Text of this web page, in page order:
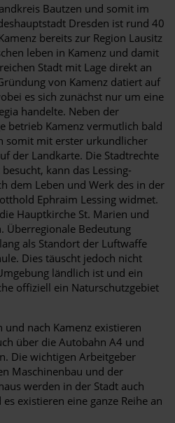
Bautzen und somit im
Dresden ist rund 40
bereits zur Region Lausitz
leben in Kamenz und damit
Stadt mit Lage direkt an
von Kamenz datiert auf
es sich zunächst nur um eine
handelte. Neben der
betrieb Kamenz vermutlich bald
somit mit erster urkundlicher
der Landkarte. Die Stadtrechte
kann das Lessing-
dem Leben und Werk des in der
Ephraim Lessing widmet.
Hauptkirche St. Marien und
Überregionale Bedeutung
als Standort der Luftwaffe
Dies täuscht jedoch nicht
ländlich ist und ein
offiziell ein Naturschutzgebiet
nach Kamenz existieren
über die Autobahn A4 und
Die wichtigen Arbeitgeber
Maschinenbau und der
werden in der Stadt auch
existieren eine ganze Reihe an